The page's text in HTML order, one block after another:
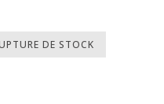
DE STOCK